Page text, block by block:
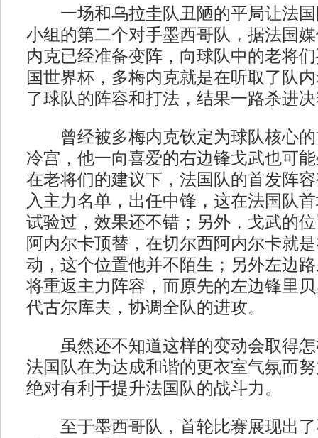
一场和乌拉圭队丑陋的平局让法国
小组的第二个对手墨西哥队，据法国
内克已经准备变阵，向球队中的老将
国世界杯，多梅内克就是在听取了队
了球队的阵容和打法，结果一路杀进
曾经被多梅内克钦定为球队核心的
冷宫，他一向喜爱的右边锋戈武也可
在老将们的建议下，法国队的首发阵
入主力名单，出任中锋，这在法国队
试验过，效果还不错；另外，戈武的
阿内尔卡顶替，在切尔西阿内尔卡就
动，这个位置他并不陌生；另外左边
将重返主力阵容，而原先的左边锋里
代古尔库夫，协调全队的进攻。
虽然还不知道这样的变动会取得怎
法国队在为达成和谐的更衣室气氛而
绝对有利于提升法国队的战斗力。
至于墨西哥队，首轮比赛展现出了